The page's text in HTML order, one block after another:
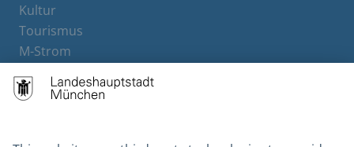
Kultur
Tourismus
M-Strom
Hotels